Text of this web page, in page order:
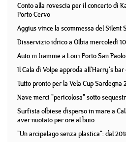
Conto alla rovescia per il concerto di
Porto Cervo
Aggius vince la scommessa del Silent
Disservizio idrico a Olbia mercoledì
Auto in fiamme a Loiri Porto San Paolo
Il Cala di Volpe approda all'Harry's bar
Tutto pronto per la Vela Cup Sardegna
Nave merci "pericolosa" sotto
Surfista olbiese disperso in mare a
aver nuotato per ore al buio
"Un arcipelago senza plastica": dal